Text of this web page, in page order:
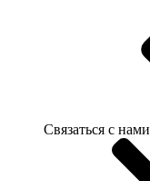
Связаться с нами